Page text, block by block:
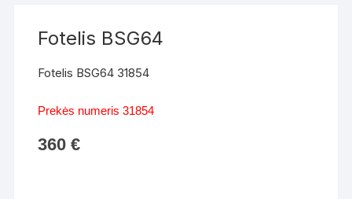
Fotelis BSG64
Fotelis BSG64 31854
Prekės numeris 31854
360€